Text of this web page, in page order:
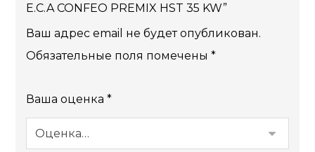
E.C.A CONFEO PREMIX HST 35 KW”
Ваш адрес email не будет опубликован.
Обязательные поля помечены*
Ваша оценка*